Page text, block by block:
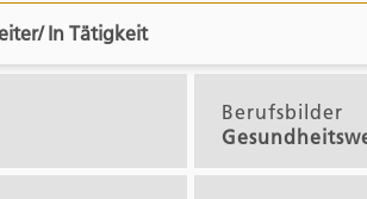
Technische/r Leiter/ In Tätigkeit
Berufsbilder